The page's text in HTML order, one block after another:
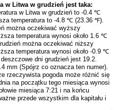
w Litwa w grudzień jest taka:
w Litwa w grudzień to -0.4 ℃
temperatura to -4.8 ℃ (23.36 ℉).
można oczekiwać wyższy
temperatura wynosi około 1.6 ℃
można oczekiwać niższy
temperatura wynosi około -0.9 ℃
dni grudzień jest 19.2.
mm (Spójrz co oznacza ten numer).
rzeczywista pogoda może różnić się
na początku tego miesiąca wynosi
miesiąca 7:21 i na końcu
przede wszystkim dla kapitału i